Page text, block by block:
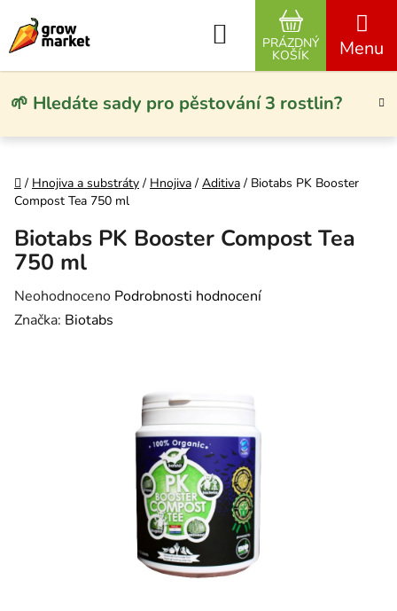
🌱 Hledáte sady pro pěstování 3 rostlin?
Hledat
NÁKUPNÍ
PRÁZDNÝ
KOŠÍK
Domů
/ Hnojiva a substráty / Hnojiva / Aditiva / Biotabs PK Booster
Compost Tea 750 ml
Biotabs PK Booster Compost Tea
750 ml
Průměrné hodnocení produktu je 0,0 z 5 hvězdiček.
Neohodnoceno Podrobnosti hodnocení
Značka: Biotabs